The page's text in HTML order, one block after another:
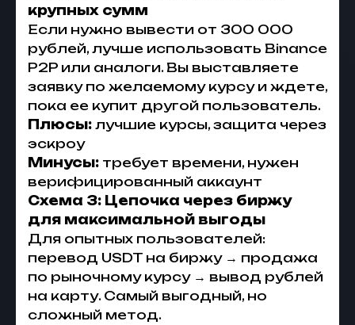
крупных сумм
Если нужно вывести от 300 000
рублей, лучше использовать Binance
P2P или аналоги. Вы выставляете
заявку по желаемому курсу и ждете,
пока ее купит другой пользователь.
Плюсы: лучшие курсы, защита через
эскроу
Минусы: требует времени, нужен
верифицированный аккаунт
Схема 3: Цепочка через биржу
для максимальной выгоды
Для опытных пользователей:
перевод USDT на биржу → продажа
по рыночному курсу → вывод рублей
на карту. Самый выгодный, но
сложный метод.